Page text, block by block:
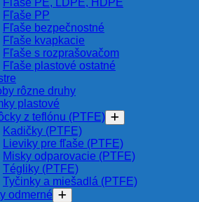
Fľaše PE, LDPE, HDPE
Fľaše PP
Fľaše bezpečnostné
Fľaše kvapkacie
Fľaše s rozprašovačom
Fľaše plastové ostatné
rôzne druhy
plastové
z teflónu (PTFE)
Kadičky (PTFE)
Lieviky pre fľaše (PTFE)
Misky odparovacie (PTFE)
Tégliky (PTFE)
Tyčinky a miešadlá (PTFE)
odmerné